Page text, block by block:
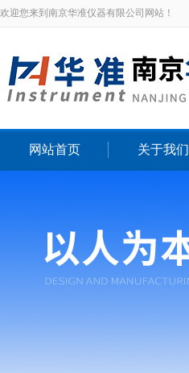
欢迎您来到南京华准仪器有限公司网站！
网站首页 关于我们